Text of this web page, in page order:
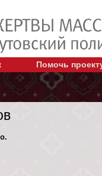
Помочь